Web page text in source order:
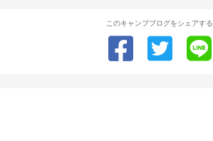
このキャンプブログをシェアする